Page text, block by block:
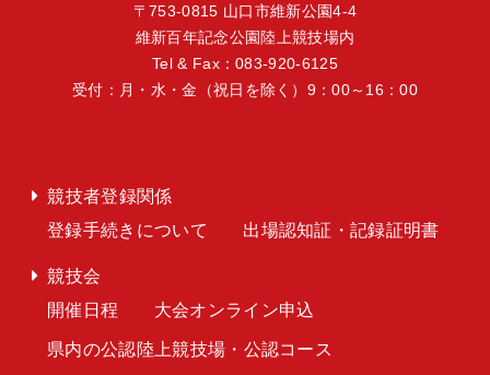
〒753-0815 山口市維新公園4-4
維新百年記念公園陸上競技場内
Tel & Fax：083-920-6125
受付：月・水・金（祝日を除く）9：00～16：00
競技者登録関係
登録手続きについて
出場認知証・記録証明書
競技会
開催日程
大会オンライン申込
県内の公認陸上競技場・公認コース